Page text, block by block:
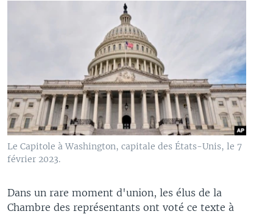
Le Capitole à Washington, capitale des États-Unis, le 7
février 2023.
Dans un rare moment d'union, les élus de la
Chambre des représentants ont voté ce texte à